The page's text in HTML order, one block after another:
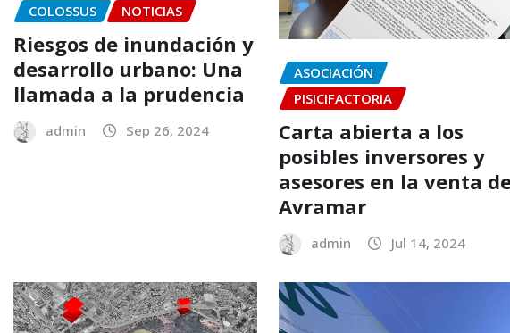
COLOSSUS NOTICIAS
Riesgos de inundación y
desarrollo urbano: Una
llamada a la prudencia
admin Sep 26, 2024
ASOCIACIÓN
PISICIFACTORIA
Carta abierta a los
posibles inversores y
asesores en la venta
Avramar
admin Jul 14, 2024